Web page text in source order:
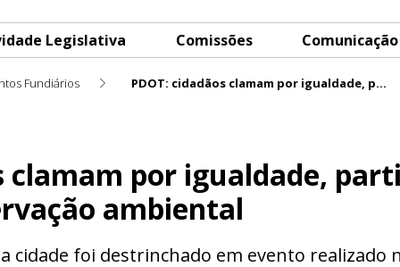
Legislativa Comissões Comunicação
Fundiários PDOT: cidadãos clamam por igualdade, participação popular e preservação ambiental
clamam por igualdade,
ambiental
cidade foi destrinchado em evento realizado